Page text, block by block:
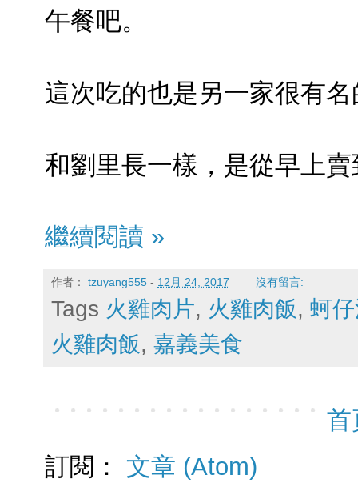
午餐吧。
這次吃的也是另一家很有
和劉里長一樣，是從早上
繼續閱讀 »
作者： tzuyang555 - 12月 24, 2017 沒有留言:
Tags 火雞肉片, 火雞肉飯, 蚵
火雞肉飯, 嘉義美食
首
訂閱： 文章 (Atom)